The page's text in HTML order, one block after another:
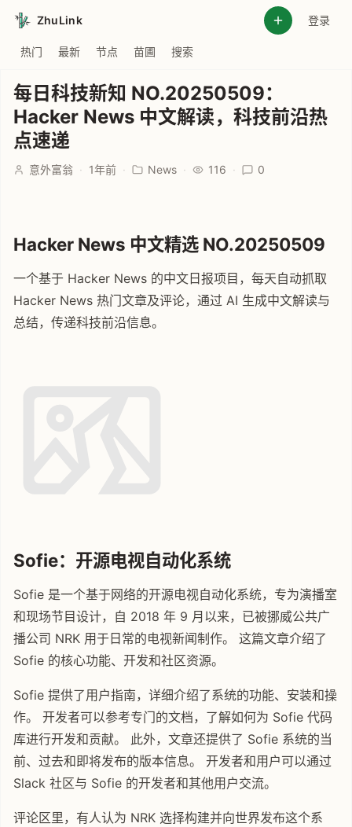
ZhuLink 登录
热门 最新 节点 苗圃 搜索
每日科技新知 NO.20250509：
Hacker News 中文解读，科技前沿热
点速递
意外富翁 · 1年前 · News · 116 · 0
Hacker News 中文精选 NO.20250509
一个基于 Hacker News 的中文日报项目，每天自动抓取
Hacker News 热门文章及评论，通过 AI 生成中文解读与
总结，传递科技前沿信息。
Sofie：开源电视自动化系统
Sofie 是一个基于网络的开源电视自动化系统，专为演播室
和现场节目设计，自 2018 年 9 月以来，已被挪威公共广
播公司 NRK 用于日常的电视新闻制作。 这篇文章介绍了
Sofie 的核心功能、开发和社区资源。
Sofie 提供了用户指南，详细介绍了系统的功能、安装和操
作。 开发者可以参考专门的文档，了解如何为 Sofie 代码
库进行开发和贡献。 此外，文章还提供了 Sofie 系统的当
前、过去和即将发布的版本信息。 开发者和用户可以通过
Slack 社区与 Sofie 的开发者和其他用户交流。
评论区里，有人认为 NRK 选择构建并向世界发布这个系